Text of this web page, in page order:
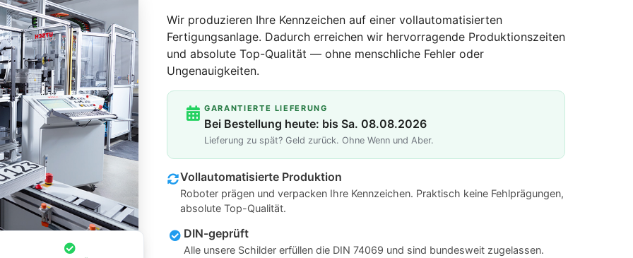
Wir produzieren Ihre Kennzeichen auf einer vollautomatisierten
Fertigungsanlage. Dadurch erreichen wir hervorragende Produktionszeiten
und absolute Top-Qualität — ohne menschliche Fehler oder
Ungenauigkeiten.
GARANTIERTE LIEFERUNG
Bei Bestellung heute: bis Sa. 08.08.2026
Lieferung zu spät? Geld zurück. Ohne Wenn und Aber.
Vollautomatisierte Produktion
Roboter prägen und verpacken Ihre Kennzeichen. Praktisch keine Fehlprägungen,
absolute Top-Qualität.
DIN-geprüft
Alle unsere Schilder erfüllen die DIN 74069 und sind bundesweit zugelassen.